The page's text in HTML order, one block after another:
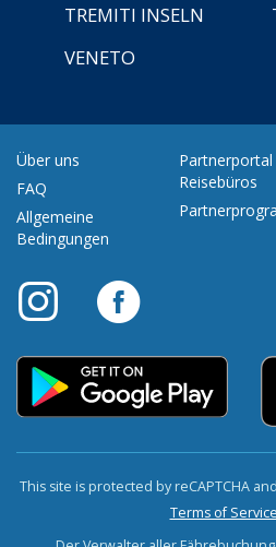
TREMITI INSELN
VENETO
Über uns
FAQ
Allgemeine
Bedingungen
Reisebüros
This site is protected by reCAPTCHA
Terms of Service